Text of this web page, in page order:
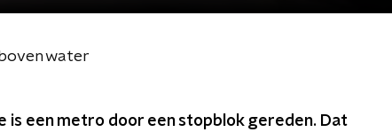
water
is een metro door een stopblok gereden. Dat